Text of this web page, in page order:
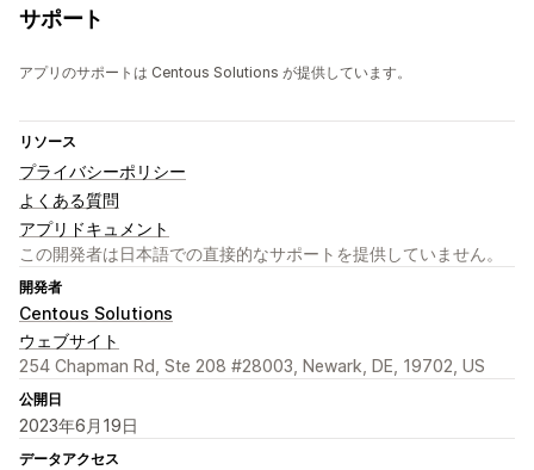
サポート
アプリのサポートは Centous Solutions が提供しています。
リソース
プライバシーポリシー
よくある質問
アプリドキュメント
この開発者は日本語での直接的なサポートを提供していません。
開発者
Centous Solutions
ウェブサイト
254 Chapman Rd, Ste 208 #28003, Newark, DE, 19702, US
公開日
2023年6月19日
データアクセス